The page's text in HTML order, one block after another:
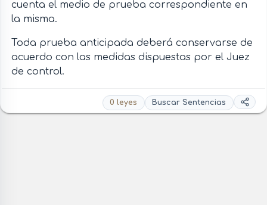
cuenta el medio de prueba correspondiente en
la misma.
Toda prueba anticipada deberá conservarse de
acuerdo con las medidas dispuestas por el Juez
de control.
0 leyes Buscar Sentencias